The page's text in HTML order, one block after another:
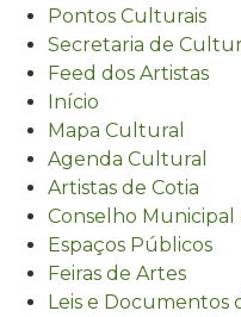
Pontos Culturais
Secretaria de
Feed dos Artistas
Início
Mapa Cultural
Agenda Cultural
Artistas de Cotia
Conselho
Espaços Públicos
Feiras de Artes
Leis e Documentos